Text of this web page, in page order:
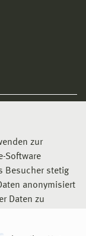
zur
Software
Besucher stetig
anonymisiert
Daten zu